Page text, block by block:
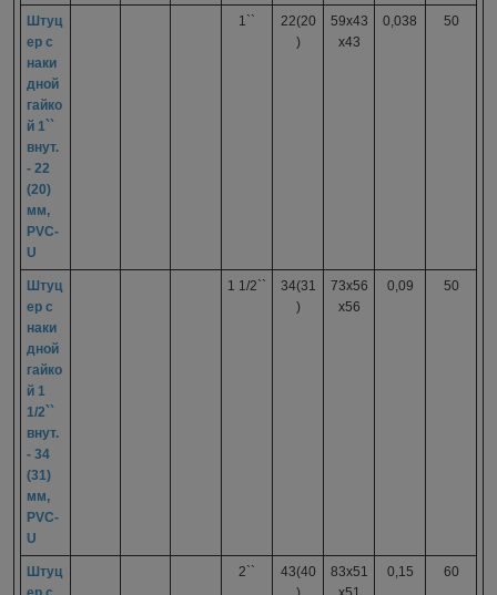
Штуц
ер с
наки
дной
гайко
й 1``
внут.
- 22
(20)
мм,
PVC-
U
1``
22(20
)
59x43
x43
0,038 50
Штуц
ер с
наки
дной
гайко
й 1
1/2``
внут.
- 34
(31)
мм,
PVC-
U
1 1/2``
34(31
)
73x56
x56
0,09 50
Штуц
2``
43(40
83х51
0,15 60